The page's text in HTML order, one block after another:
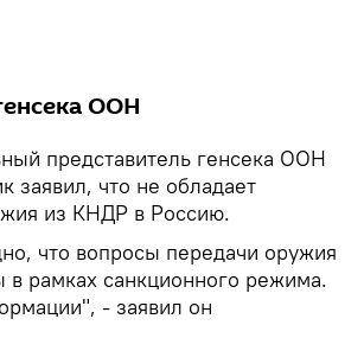
ООН
представитель генсека ООН
заявил, что не обладает
из КНДР в Россию.
что вопросы передачи оружия
рамках санкционного режима.
- заявил он